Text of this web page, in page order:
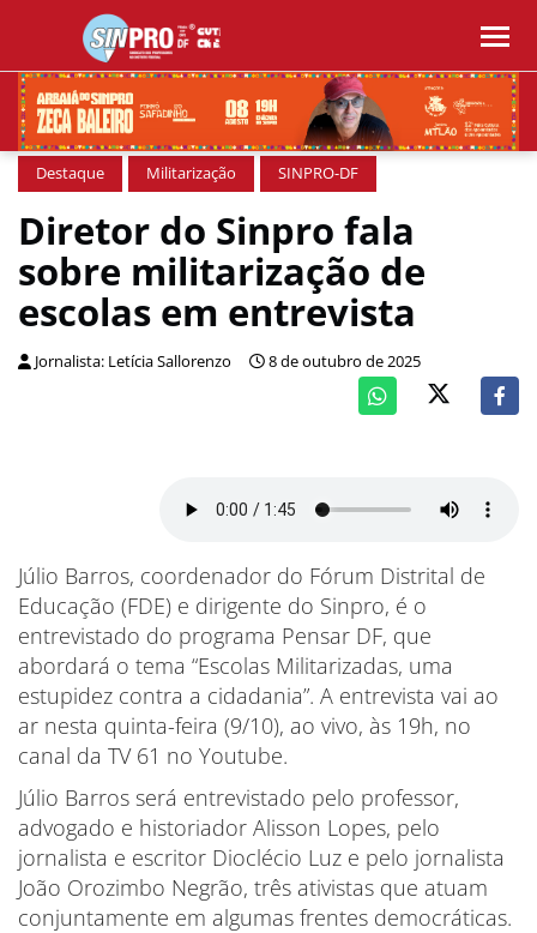
Destaque Militarização SINPRO-DF
Diretor do Sinpro fala
sobre militarização de
escolas em entrevista
Jornalista: Letícia Sallorenzo 8 de outubro de 2025
Júlio Barros, coordenador do Fórum Distrital de
Educação (FDE) e dirigente do Sinpro, é o
entrevistado do programa Pensar DF, que
abordará o tema “Escolas Militarizadas, uma
estupidez contra a cidadania”. A entrevista vai ao
ar nesta quinta-feira (9/10), ao vivo, às 19h, no
canal da TV 61 no Youtube.
Júlio Barros será entrevistado pelo professor,
advogado e historiador Alisson Lopes, pelo
jornalista e escritor Dioclécio Luz e pelo jornalista
João Orozimbo Negrão, três ativistas que atuam
conjuntamente em algumas frentes democráticas.